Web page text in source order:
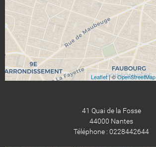
Leaflet| ©OpenStreetMap
41 Quai de la Fosse
44000 Nantes
Téléphone : 0228442644